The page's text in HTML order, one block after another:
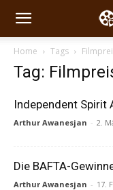
Home Tags
Tag:
Independent Spirit
Arthur Awanesjan - 2.
Die BAFTA-
Arthur Awanesjan - 17.